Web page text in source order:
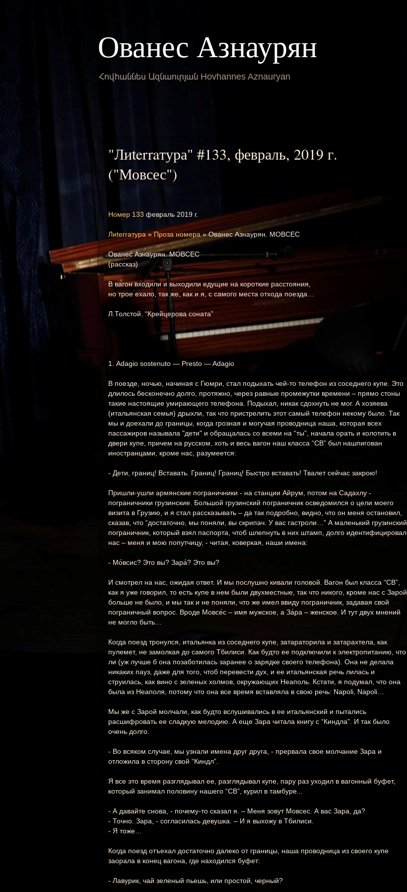
Ованес Азнаурян
Հովհաննես Ազնաուրյան Hovhannes Aznauryan
"Лиterraтура" #133, февраль, 2019 г.
("Мовсес")
Номер 133 февраль 2019 г.
Лиterraтура»Проза номера» Ованес Азнаурян. МОВСЕС
Ованес Азнаурян. МОВСЕС
(рассказ)
В вагон входили и выходили едущие на короткие расстояния,
но трое ехало, так же, как и я, с самого места отхода поезда…
Л.Толстой. “Крейцерова соната”
1. Adagio sostenuto — Presto — Adagio
В поезде, ночью, начиная с Гюмри, стал подыхать чей-то телефон из соседнего купе. Это
длилось бесконечно долго, протяжно, через равные промежутки времени – прямо стоны
такие настоящие умирающего телефона. Подыхал, никак сдохнуть не мог. А хозяева
(итальянская семья) дрыхли, так что пристрелить этот самый телефон некому было. Так
мы и доехали до границы, когда грозная и могучая проводница наша, которая всех
пассажиров называла "дети" и обращалась со всеми на “ты”, начала орать и колотить в
двери купе, причем на русском, хоть и весь вагон наш класса “СВ” был нашпигован
иностранцами, кроме нас, разумеется:
- Дети, границ! Вставать. Границ! Границ! Быстро вставать! Твалет сейчас закрою!
Пришли-ушли армянские пограничники - на станции Айрум, потом на Садахлу -
пограничники грузинские. Большой грузинский пограничник осведомился о цели моего
визита в Грузию, и я стал рассказывать – да так подробно, видно, что он меня остановил,
сказав, что “достаточно, мы поняли, вы скрипач. У вас гастроли…” А маленький грузинский
пограничник, который взял паспорта, чтоб шлепнуть в них штамп, долго идентифицировал
нас – меня и мою попутчицу, - читая, коверкая, наши имена:
- Мо́всис? Это вы? Зара́? Это вы?
И смотрел на нас, ожидая ответ. И мы послушно кивали головой. Вагон был класса “СВ”,
как я уже говорил, то есть купе в нем были двухместные, так что никого, кроме нас с Зарой
больше не было, и мы так и не поняли, что же имел ввиду пограничник, задавая свой
пограничный вопрос. Вроде Мовсе́с – имя мужское, а За́ра – женское. И тут двух мнений
не могло быть…
Когда поезд тронулся, итальянка из соседнего купе, затараторила и затарахтела, как
пулемет, не замолкая до самого Тбилиси. Как будто ее подключили к электропитанию, что
ли (уж лучше б она позаботилась заранее о зарядке своего телефона). Она не делала
никаких пауз, даже для того, чтоб перевести дух, и ее итальянская речь лилась и
струилась, как вино с зеленых холмов, окружающих Неаполь. Кстати, я подумал, что она
была из Неаполя, потому что она все время вставляла в свою речь: Napoli, Napoli…
Мы же с Зарой молчали, как будто вслушивались в ее итальянский и пытались
расшифровать ее сладкую мелодию. А еще Зара читала книгу с “Киндла”. И так было
очень долго.
- Во всяком случае, мы узнали имена друг друга, - прервала свое молчание Зара и
отложила в сторону свой “Киндл”.
Я все это время разглядывал ее, разглядывал купе, пару раз уходил в вагонный буфет,
который занимал половину нашего “СВ”, курил в тамбуре...
- А давайте снова, - почему-то сказал я. – Меня зовут Мовсес. А вас Зара, да?
- Точно. Зара, - согласилась девушка. – И я выхожу в Тбилиси.
- Я тоже…
Когда поезд отъехал достаточно далеко от границы, наша проводница из своего купе
заорала в конец вагона, где находился буфет:
- Лавурик, чай зеленый пьешь, или простой, черный?